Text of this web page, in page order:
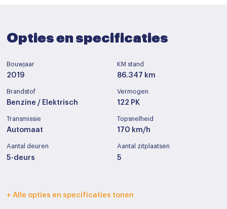
Opties en specificaties
Bouwjaar
2019
KM stand
86.347 km
Brandstof
Benzine / Elektrisch
Vermogen
122 PK
Transmissie
Automaat
Topsnelheid
170 km/h
Aantal deuren
5-deurs
Aantal zitplaatsen
5
Interieurkleur
+ Alle opties en specificaties tonen